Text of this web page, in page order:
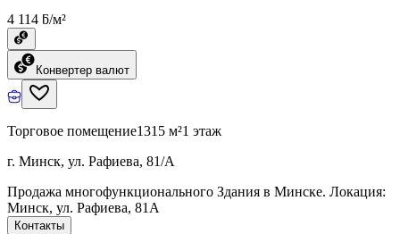
4 114 ƃ/м²
Конвертер валют
Торговое помещение1315 м²1 этаж
г. Минск, ул. Рафиева, 81/А
Продажа многофункционального Здания в Минске. Локация:
Минск, ул. Рафиева, 81А
Контакты